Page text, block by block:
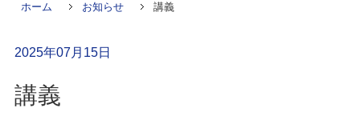
ホーム お知らせ 講義
2025年07月15日
講義